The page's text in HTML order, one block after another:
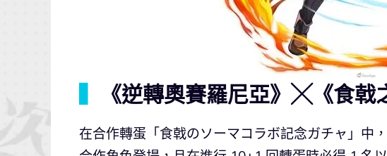
《逆轉奧賽羅尼亞》╳《食戟
在合作轉蛋「食戟のソーマコラボ記念ガチャ」中